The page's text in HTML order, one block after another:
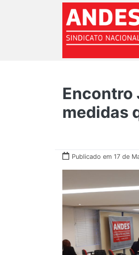
Encontro
medidas
Publicado em 17 de